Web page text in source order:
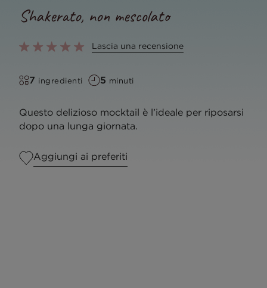
Shakerato, non mescolato
Lascia una recensione
7 ingredienti 5 minuti
Questo delizioso mocktail è l’ideale per riposarsi
dopo una lunga giornata.
Aggiungi ai preferiti